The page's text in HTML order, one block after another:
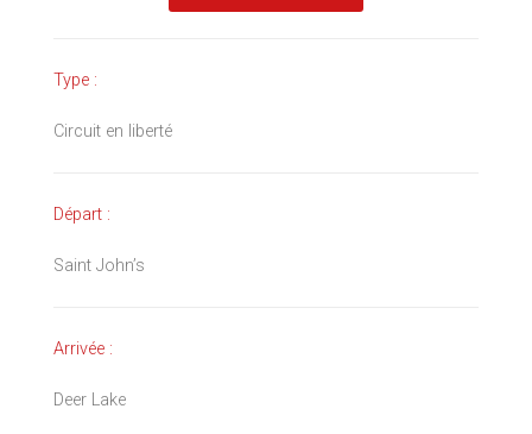
Type :
Circuit en liberté
Départ :
Saint John’s
Arrivée :
Deer Lake